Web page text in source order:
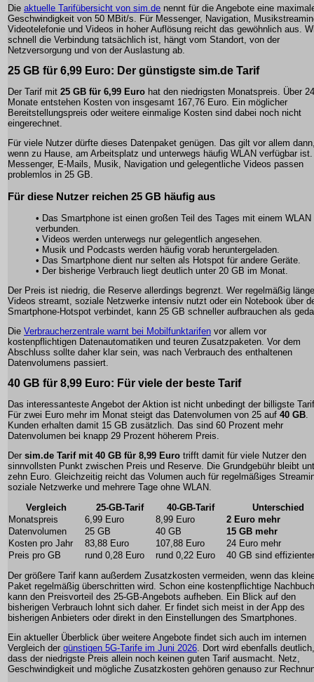
Die aktuelle Tarifübersicht von sim.de nennt für die Angebote eine
Geschwindigkeit von 50 MBit/s. Für Messenger, Navigation,
Videotelefonie und Videos in hoher Auflösung reicht das gewöhnlich aus.
schnell die Verbindung tatsächlich ist, hängt vom Standort, von der
Netzversorgung und von der Auslastung ab.
25 GB für 6,99 Euro: Der günstigste sim.de Tarif
Der Tarif mit 25 GB für 6,99 Euro hat den niedrigsten Monatspreis. Über 24
Monate entstehen Kosten von insgesamt 167,76 Euro. Ein möglicher
Bereitstellungspreis oder weitere einmalige Kosten sind dabei noch nicht
eingerechnet.
Für viele Nutzer dürfte dieses Datenpaket genügen. Das gilt vor allem
wenn zu Hause, am Arbeitsplatz und unterwegs häufig WLAN verfügbar ist.
Messenger, E-Mails, Musik, Navigation und gelegentliche Videos passen
problemlos in 25 GB.
Für diese Nutzer reichen 25 GB häufig aus
• Das Smartphone ist einen großen Teil des Tages mit einem WLAN
verbunden.
• Videos werden unterwegs nur gelegentlich angesehen.
• Musik und Podcasts werden häufig vorab heruntergeladen.
• Das Smartphone dient nur selten als Hotspot für andere Geräte.
• Der bisherige Verbrauch liegt deutlich unter 20 GB im Monat.
Der Preis ist niedrig, die Reserve allerdings begrenzt. Wer regelmäßig
Videos streamt, soziale Netzwerke intensiv nutzt oder ein Notebook über
Smartphone-Hotspot verbindet, kann 25 GB schneller aufbrauchen als
Die Verbraucherzentrale warnt bei Mobilfunktarifen vor allem vor
kostenpflichtigen Datenautomatiken und teuren Zusatzpaketen. Vor dem
Abschluss sollte daher klar sein, was nach Verbrauch des enthaltenen
Datenvolumens passiert.
40 GB für 8,99 Euro: Für viele der beste Tarif
Das interessanteste Angebot der Aktion ist nicht unbedingt der billigste
Für zwei Euro mehr im Monat steigt das Datenvolumen von 25 auf 40 GB.
Kunden erhalten damit 15 GB zusätzlich. Das sind 60 Prozent mehr
Datenvolumen bei knapp 29 Prozent höherem Preis.
Der sim.de Tarif mit 40 GB für 8,99 Euro trifft damit für viele Nutzer den
sinnvollsten Punkt zwischen Preis und Reserve. Die Grundgebühr bleibt
zehn Euro. Gleichzeitig reicht das Volumen auch für regelmäßiges
soziale Netzwerke und mehrere Tage ohne WLAN.
Vergleich
25-GB-Tarif 40-GB-Tarif
Unterschied
Monatspreis
6,99 Euro 8,99 Euro
2 Euro mehr
Datenvolumen
25 GB 40 GB
15 GB mehr
Kosten pro Jahr
83,88 Euro 107,88 Euro
24 Euro mehr
Preis pro GB
rund 0,28 Euro rund 0,22 Euro
40 GB sind effizienter
Der größere Tarif kann außerdem Zusatzkosten vermeiden, wenn das
Paket regelmäßig überschritten wird. Schon eine kostenpflichtige
kann den Preisvorteil des 25-GB-Angebots aufheben. Ein Blick auf den
bisherigen Verbrauch lohnt sich daher. Er findet sich meist in der App des
bisherigen Anbieters oder direkt in den Einstellungen des Smartphones.
Ein aktueller Überblick über weitere Angebote findet sich auch im internen
Vergleich der günstigen 5G-Tarife im Juni 2026. Dort wird ebenfalls deutlich,
dass der niedrigste Preis allein noch keinen guten Tarif ausmacht. Netz,
Geschwindigkeit und mögliche Zusatzkosten gehören genauso zur